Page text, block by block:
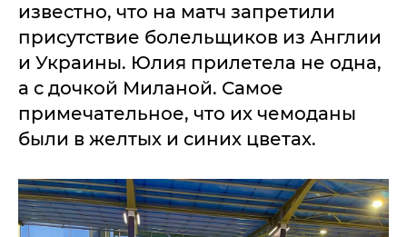
известно, что на матч запретили
присутствие болельщиков из Англии
и Украины. Юлия прилетела не одна,
а с дочкой Миланой. Самое
примечательное, что их чемоданы
были в желтых и синих цветах.